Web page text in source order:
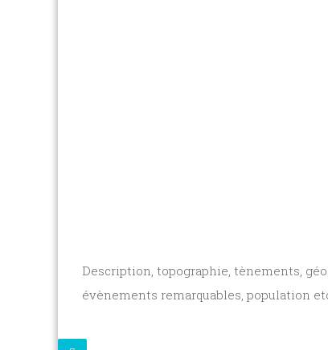
Description, topographie, tènements,
évènements remarquables, population